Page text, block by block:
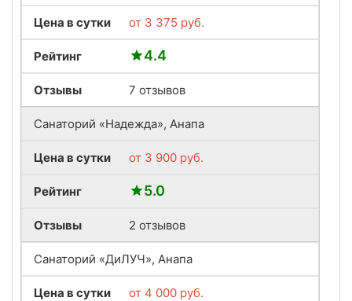
Цена в сутки от 3 375 руб.
Рейтинг 4.4
Отзывы 7 отзывов
Санаторий «Надежда», Анапа
Цена в сутки от 3 900 руб.
Рейтинг 5.0
Отзывы 2 отзывов
Санаторий «ДиЛУЧ», Анапа
Цена в сутки от 4 000 руб.